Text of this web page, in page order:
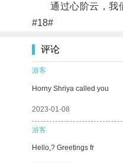
通过心阶云，我们
#18#
评论
游客
Horny Shriya called you
2023-01-08
游客
Hello,? Greetings fr